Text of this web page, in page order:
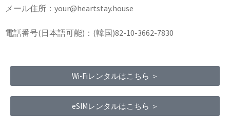
メール住所：your@heartstay.house
電話番号(日本語可能)：(韓国)82-10-3662-7830
Wi-Fiレンタルはこちら ＞
eSIMレンタルはこちら ＞